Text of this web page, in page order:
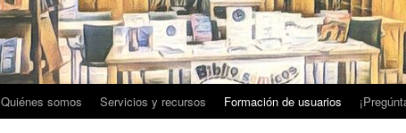
Quiénes somos Servicios y recursos Formación de usuarios